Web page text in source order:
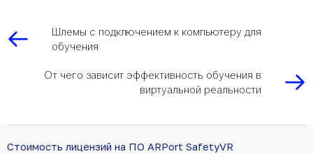
Шлемы с подключением к компьютеру для
обучения
От чего зависит эффективность обучения в
виртуальной реальности
Стоимость лицензий на ПО ARPort SafetyVR